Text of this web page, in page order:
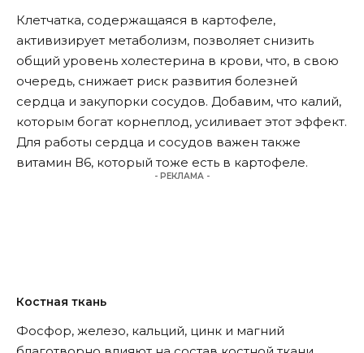
Клетчатка, содержащаяся в картофеле,
активизирует метаболизм, позволяет снизить
общий уровень холестерина в крови, что, в свою
очередь, снижает риск развития болезней
сердца и закупорки сосудов. Добавим, что калий,
которым богат корнеплод, усиливает этот эффект.
Для работы сердца и сосудов важен также
витамин В6, который тоже есть в картофеле.
- РЕКЛАМА -
Костная ткань
Фосфор, железо, кальций, цинк и магний